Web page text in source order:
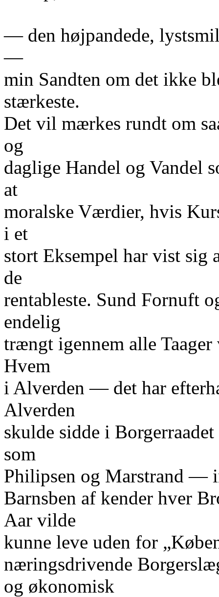
— den højpandede,
—
min Sandten om det ikke
stærkeste.
Det vil mærkes rundt om
og
daglige Handel og Vandel
at
moralske Værdier, hvis
i et
stort Eksempel har vist
de
rentableste. Sund Fornuft
endelig
trængt igennem alle Taager
Hvem
i Alverden — det har
Alverden
skulde sidde i
som
Philipsen og Marstrand —
Barnsben af kender hver
Aar vilde
kunne leve uden for
næringsdrivende
og økonomisk